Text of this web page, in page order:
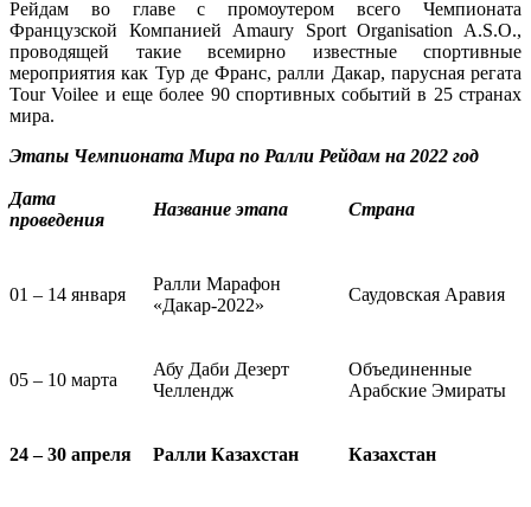
Рейдам во главе с промоутером всего Чемпионата
Французской Компанией Amaury Sport Organisation A.S.O.,
проводящей такие всемирно известные спортивные
мероприятия как Тур де Франс, ралли Дакар, парусная регата
Tour Voilee и еще более 90 спортивных событий в 25 странах
мира.
Этапы Чемпионата Мира по Ралли Рейдам на 2022 год
Дата
проведения
Название этапа Страна
01 – 14 января
Ралли Марафон
«Дакар-2022»
Саудовская Аравия
05 – 10 марта
Абу Даби Дезерт
Челлендж
Объединенные
Арабские Эмираты
24 – 30 апреля Ралли Казахстан Казахстан